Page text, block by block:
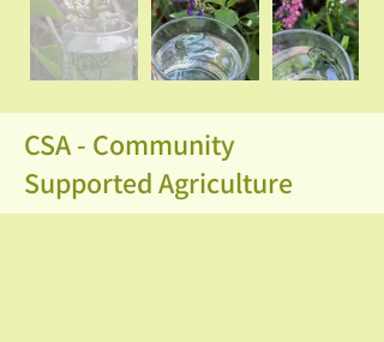
CSA - Community
Supported Agriculture